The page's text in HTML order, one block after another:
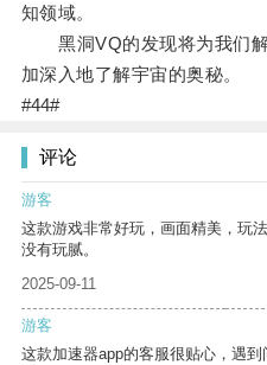
知领域。
黑洞VQ的发现将为我们解
加深入地了解宇宙的奥秘。
#44#
评论
游客
这款游戏非常好玩，画面精美，玩
没有玩腻。
2025-09-11
游客
这款加速器app的客服很贴心，遇